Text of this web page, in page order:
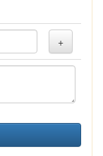
+